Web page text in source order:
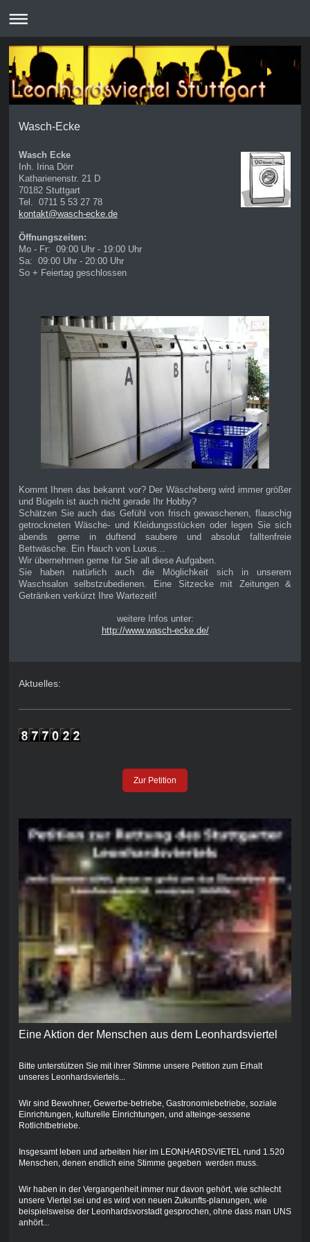
Wasch-Ecke
Wasch Ecke
Inh. Irina Dörr
Katharienenstr. 21 D
70182 Stuttgart
Tel. 0711 5 53 27 78
kontakt@wasch-ecke.de
Öffnungszeiten:
Mo - Fr: 09:00 Uhr - 19:00 Uhr
Sa: 09:00 Uhr - 20:00 Uhr
So + Feiertag geschlossen
Kommt Ihnen das bekannt vor? Der Wäscheberg wird immer größer
und Bügeln ist auch nicht gerade Ihr Hobby?
Schätzen Sie auch das Gefühl von frisch gewaschenen, flauschig
getrockneten Wäsche- und Kleidungsstücken oder legen Sie sich
abends gerne in duftend saubere und absolut falltenfreie
Bettwäsche. Ein Hauch von Luxus...
Wir übernehmen gerne für Sie all diese Aufgaben.
Sie haben natürlich auch die Möglichkeit sich in unserem
Waschsalon selbstzubedienen. Eine Sitzecke mit Zeitungen &
Getränken verkürzt Ihre Wartezeit!
weitere Infos unter:
http://www.wasch-ecke.de/
Aktuelles:
Zur Petition
Eine Aktion der Menschen aus dem Leonhardsviertel
Bitte unterstützen Sie mit ihrer Stimme unsere Petition zum Erhalt
unseres Leonhardsviertels...
Wir sind Bewohner, Gewerbe-betriebe, Gastronomiebetriebe, soziale
Einrichtungen, kulturelle Einrichtungen, und alteinge-sessene
Rotlichtbetriebe.
Insgesamt leben und arbeiten hier im LEONHARDSVIETEL rund 1.520
Menschen, denen endlich eine Stimme gegeben werden muss.
Wir haben in der Vergangenheit immer nur davon gehört, wie schlecht
unsere Viertel sei und es wird von neuen Zukunfts-planungen, wie
beispielsweise der Leonhardsvorstadt gesprochen, ohne dass man UNS
anhört...